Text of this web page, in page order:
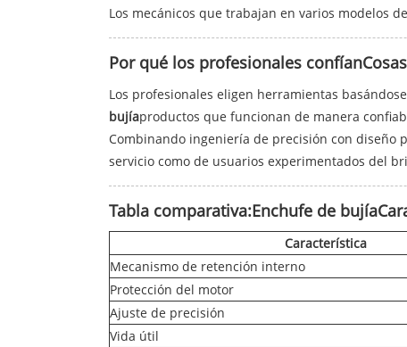
Los mecánicos que trabajan en varios modelos
Por qué los profesionales confíanCosas
Los profesionales eligen herramientas
bujíaproductos que funcionan de manera
Combinando ingeniería de precisión con diseño
servicio como de usuarios experimentados del
Tabla comparativa:Enchufe de bujía
Característica
Mecanismo de retención interno
Protección del motor
Ajuste de precisión
Vida útil